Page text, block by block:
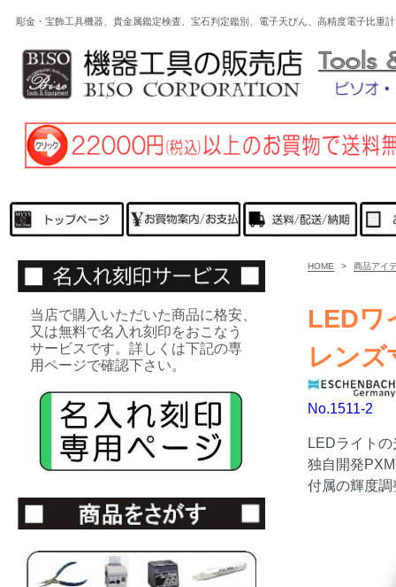
彫金・宝飾工具機器、貴金属鑑定検査、宝石判定鑑別、電子天びん、高精度電子比
HOME > 商品アイ
LEDワ
レン
No.1511-2
LEDライト
独自開発
付属の輝度
当店で購入いただいた商品に格安、
又は無料で名入れ刻印をおこなう
サービスです。詳しくは下記の専
用ページで確認下さい。